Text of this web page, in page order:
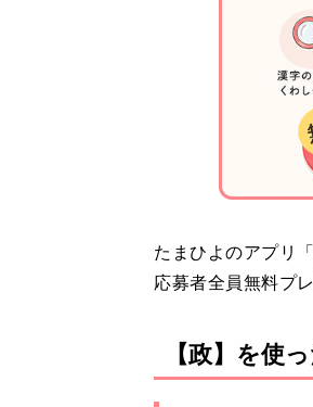
たまひよのアプリ
応募者全員無料プ
【政】を使